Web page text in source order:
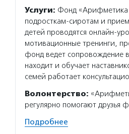
Услуги: Фонд «Арифметика
подросткам-сиротам и
детей проводятся онлайн-
мотивационные тренинги,
фонд ведет сопровождение
находит и обучает
семей работает
Волонтерство:
регулярно помогают друзья
Подробнее